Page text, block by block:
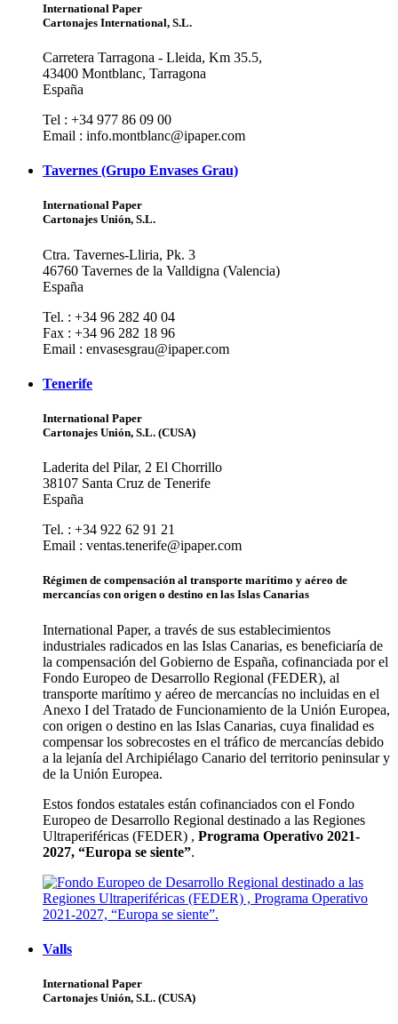
International Paper
Cartonajes International, S.L.
Carretera Tarragona - Lleida, Km 35.5,
43400 Montblanc, Tarragona
España
Tel : +34 977 86 09 00
Email : info.montblanc@ipaper.com
Tavernes (Grupo Envases Grau)
International Paper
Cartonajes Unión, S.L.
Ctra. Tavernes-Lliria, Pk. 3
46760 Tavernes de la Valldigna (Valencia)
España
Tel. : +34 96 282 40 04
Fax : +34 96 282 18 96
Email : envasesgrau@ipaper.com
Tenerife
International Paper
Cartonajes Unión, S.L. (CUSA)
Laderita del Pilar, 2 El Chorrillo
38107 Santa Cruz de Tenerife
España
Tel. : +34 922 62 91 21
Email : ventas.tenerife@ipaper.com
Régimen de compensación al transporte marítimo y aéreo de
mercancías con origen o destino en las Islas Canarias
International Paper, a través de sus establecimientos
industriales radicados en las Islas Canarias, es beneficiaría de
la compensación del Gobierno de España, cofinanciada por el
Fondo Europeo de Desarrollo Regional (FEDER), al
transporte marítimo y aéreo de mercancías no incluidas en el
Anexo I del Tratado de Funcionamiento de la Unión Europea,
con origen o destino en las Islas Canarias, cuya finalidad es
compensar los sobrecostes en el tráfico de mercancías debido
a la lejanía del Archipiélago Canario del territorio peninsular y
de la Unión Europea.
Estos fondos estatales están cofinanciados con el Fondo
Europeo de Desarrollo Regional destinado a las Regiones
Ultraperiféricas (FEDER) , Programa Operativo 2021-
2027, “Europa se siente”.
Valls
International Paper
Cartonajes Unión, S.L. (CUSA)